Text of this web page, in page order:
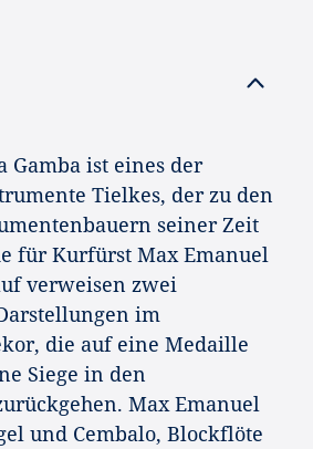
Gamba ist eines der
Tielkes, der zu den
seiner Zeit
für Kurfürst Max Emanuel
verweisen zwei
im
die auf eine Medaille
Siege in den
Max Emanuel
und Cembalo, Blockflöte